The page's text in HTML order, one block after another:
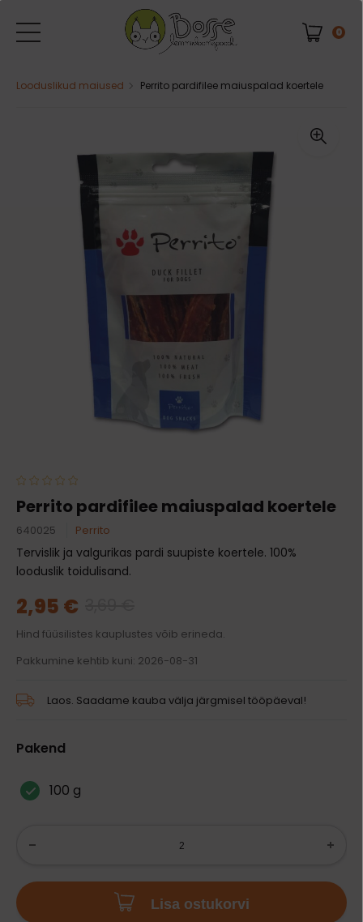
0
Looduslikud maiused Perrito pardifilee maiuspalad koertele
Perrito pardifilee maiuspalad koertele
640025 Perrito
Tervislik ja valgurikas pardi suupiste koertele. 100%
looduslik toidulisand.
2,95 €
Hind füüsilistes kauplustes võib erineda.
Pakkumine kehtib kuni: 2026-08-31
Laos. Saadame kauba välja järgmisel tööpäeval!
Pakend
100 g
Lisa ostukorvi